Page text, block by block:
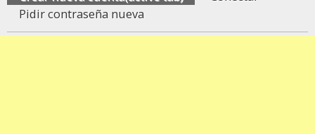
Pidir contraseña nueva